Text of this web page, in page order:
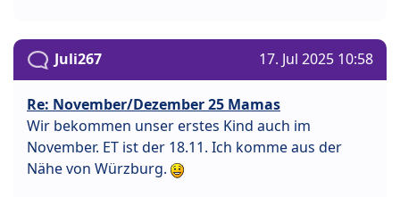
Juli267 17. Jul 2025 10:58
Re: November/Dezember 25 Mamas
Wir bekommen unser erstes Kind auch im
November. ET ist der 18.11. Ich komme aus der
Nähe von Würzburg.